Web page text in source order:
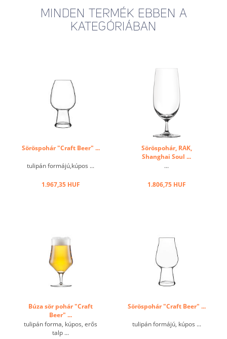
MINDEN TERMÉK EBBEN A
KATEGÓRIÁBAN
Söröspohár "Craft Beer" ...
tulipán formájú,kúpos ...
1.967,35 HUF
Söröspohár, RAK,
Shanghai Soul ...
...
1.806,75 HUF
Búza sör pohár "Craft
Beer" ...
tulipán forma, kúpos, erős
talp ...
Söröspohár "Craft Beer" ...
tulipán formájú, kúpos ...